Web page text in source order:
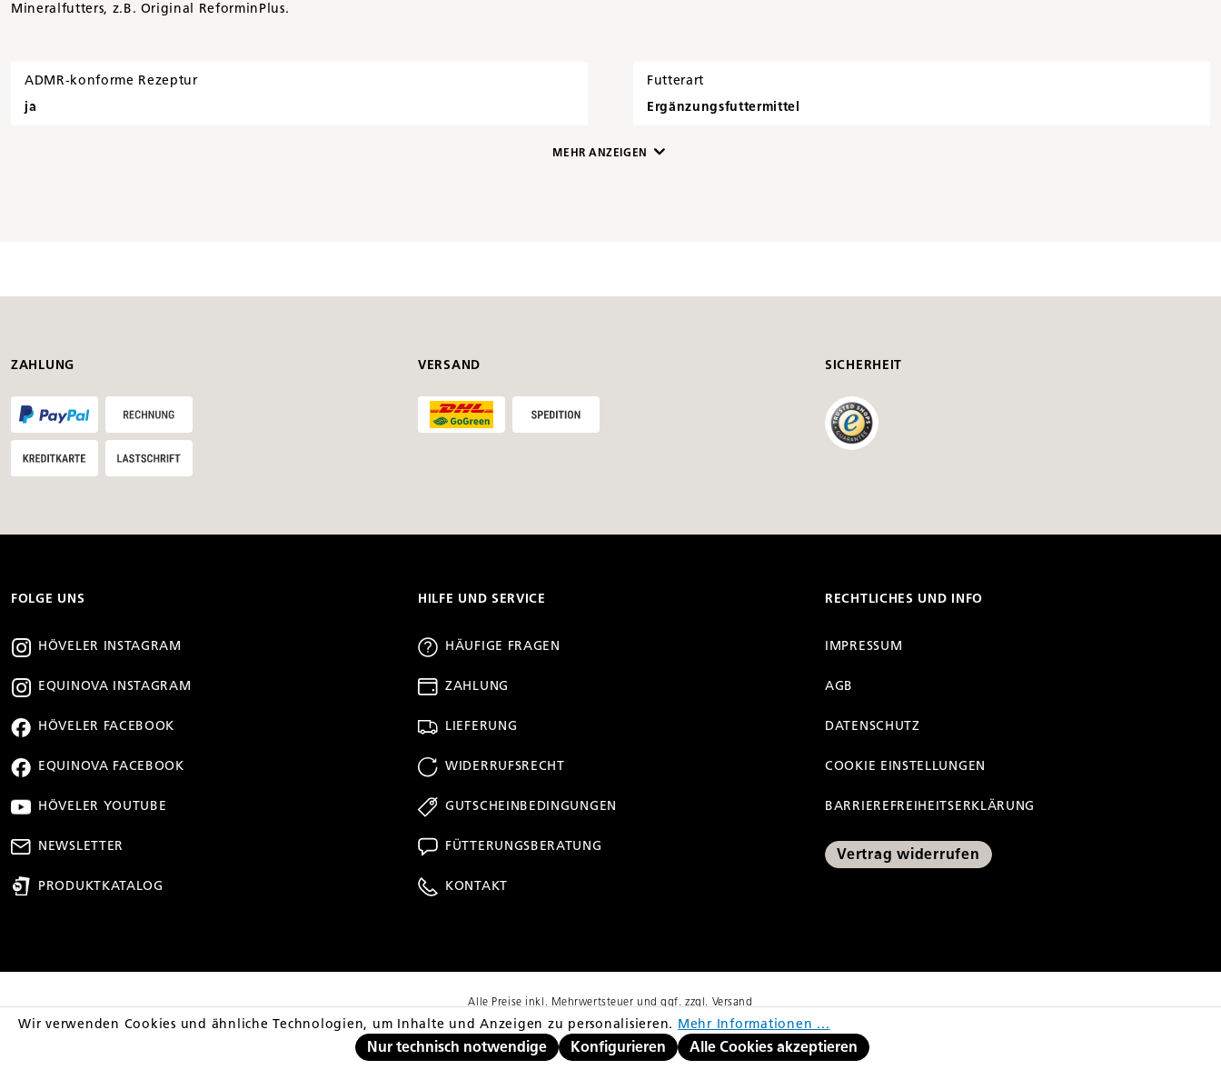
Mineralfutters, z.B. Original ReforminPlus.
ADMR-konforme Rezeptur
ja
Futterart
Ergänzungsfuttermittel
MEHR ANZEIGEN
ZAHLUNG VERSAND SICHERHEIT
FOLGE UNS
HÖVELER INSTAGRAM
EQUINOVA INSTAGRAM
HÖVELER FACEBOOK
EQUINOVA FACEBOOK
HÖVELER YOUTUBE
NEWSLETTER
PRODUKTKATALOG
HILFE UND SERVICE
HÄUFIGE FRAGEN
ZAHLUNG
LIEFERUNG
WIDERRUFSRECHT
GUTSCHEINBEDINGUNGEN
FÜTTERUNGSBERATUNG
KONTAKT
RECHTLICHES UND INFO
IMPRESSUM
AGB
DATENSCHUTZ
COOKIE EINSTELLUNGEN
BARRIEREFREIHEITSERKLÄRUNG
Vertrag widerrufen
Alle Preise inkl. Mehrwertsteuer und ggf. zzgl. Versand
** Streichpreis entspricht dem niedrigsten Gesamtpreis innerhalb der letzten 30 Tage vor Anwendung der Preisermäßigung
© Copyright 2026 equovis GmbH
Wir verwenden Cookies und ähnliche Technologien, um Inhalte und Anzeigen zu personalisieren. Mehr Informationen ...
Nur technisch notwendige Konfigurieren Alle Cookies akzeptieren